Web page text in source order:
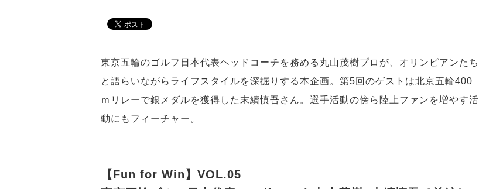
東京五輪のゴルフ日本代表ヘッドコーチを務める丸山茂樹プロが、オリンピアンたち
と語らいながらライフスタイルを深掘りする本企画。第5回のゲストは北京五輪400
ｍリレーで銀メダルを獲得した末續慎吾さん。選手活動の傍ら陸上ファンを増やす活
動にもフィーチャー。
【Fun for Win】VOL.05